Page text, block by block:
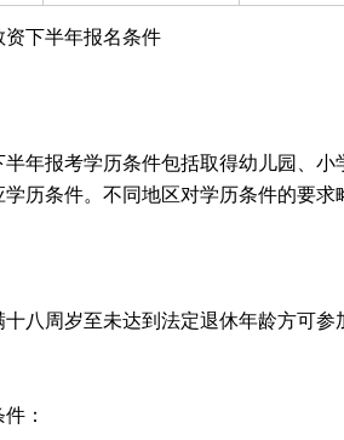
资下半年报名条件
半年报考学历条件包括取得幼儿园、
历条件。不同地区对学历条件的要求
十八周岁至未达到法定退休年龄方可
：